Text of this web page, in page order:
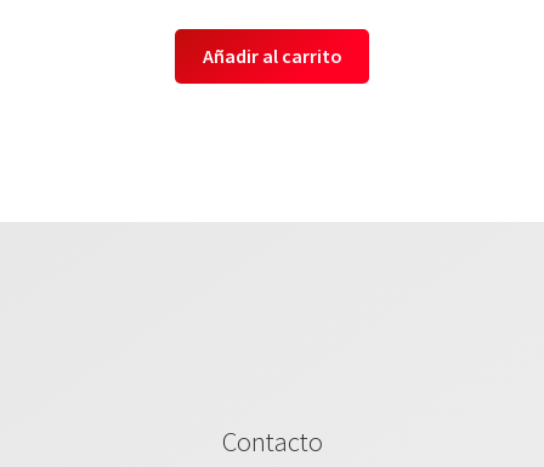
Añadir al carrito
Contacto